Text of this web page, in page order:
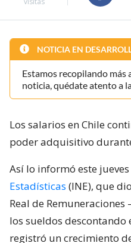
NOTICIA EN
Estamos recopilando más
noticia, quédate atento a
Los salarios en Chile
poder adquisitivo
Así lo informó este jueves
Estadísticas (INE), que
Real de
los sueldos
registró un crecimiento